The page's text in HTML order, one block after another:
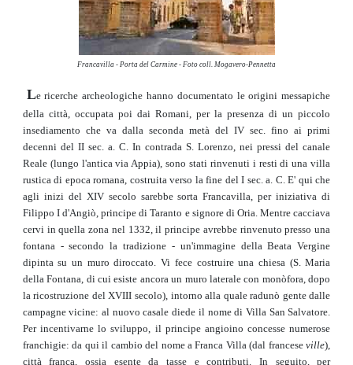
Francavilla - Porta del Carmine - Foto coll. Mogavero-Pennetta
Le ricerche archeologiche hanno documentato le origini messapiche
della città, occupata poi dai Romani, per la presenza di un piccolo
insediamento che va dalla seconda metà del IV sec. fino ai primi
decenni del II sec. a. C. In contrada S. Lorenzo, nei pressi del canale
Reale (lungo l'antica via Appia), sono stati rinvenuti i resti di una villa
rustica di epoca romana, costruita verso la fine del I sec. a. C. E' qui che
agli inizi del XIV secolo sarebbe sorta Francavilla, per iniziativa di
Filippo I d'Angiò, principe di Taranto e signore di Oria. Mentre cacciava
cervi in quella zona nel 1332, il principe avrebbe rinvenuto presso una
fontana - secondo la tradizione - un'immagine della Beata Vergine
dipinta su un muro diroccato. Vi fece costruire una chiesa (S. Maria
della Fontana, di cui esiste ancora un muro laterale con monòfora, dopo
la ricostruzione del XVIII secolo), intorno alla quale radunò gente dalle
campagne vicine: al nuovo casale diede il nome di Villa San Salvatore.
Per incentivarne lo sviluppo, il principe angioino concesse numerose
franchigie: da qui il cambio del nome a Franca Villa (dal franceseville),
città franca, ossia esente da tasse e contributi. In seguito, per